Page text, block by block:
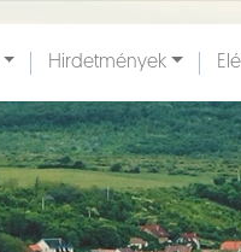
Hirdetmények